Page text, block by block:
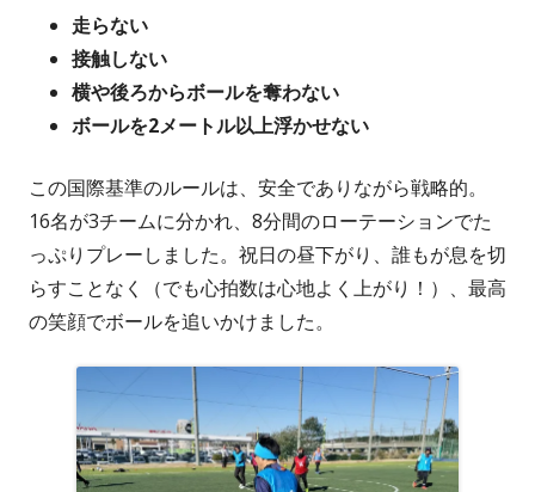
走らない
接触しない
横や後ろからボールを奪わない
ボールを2メートル以上浮かせない
この国際基準のルールは、安全でありながら戦略的。
16名が3チームに分かれ、8分間のローテーションでた
っぷりプレーしました。祝日の昼下がり、誰もが息を切
らすことなく（でも心拍数は心地よく上がり！）、最高
の笑顔でボールを追いかけました。